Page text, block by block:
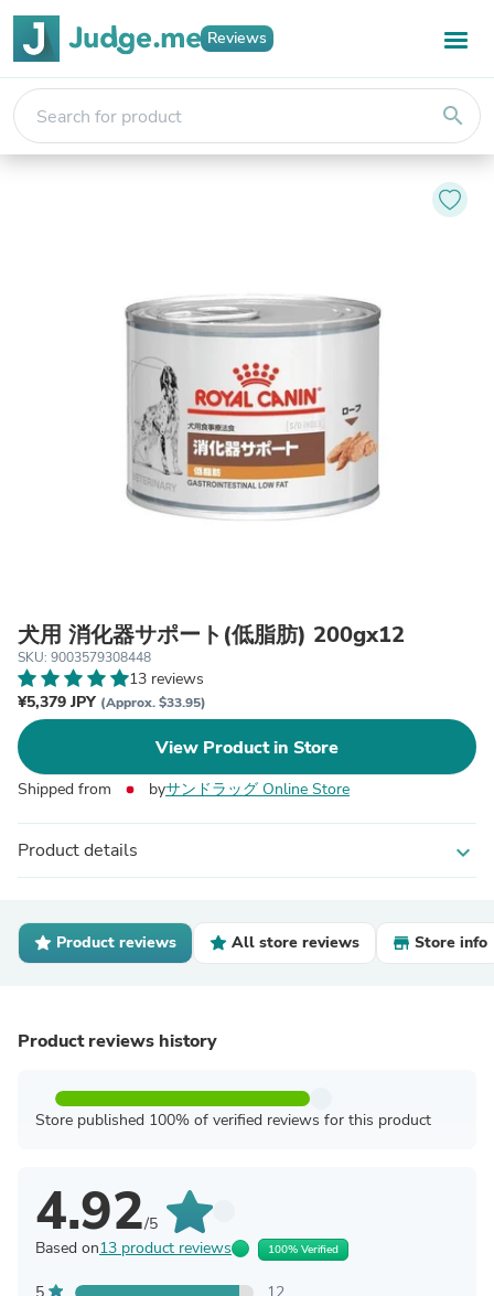
Reviews
search
犬用 消化器サポート(低脂肪) 200gx12
SKU: 9003579308448
13 reviews
¥5,379 JPY (Approx. $33.95)
View Product in Store
Shipped from byサンドラッグ Online Store
Product details expand_more
Product reviews All store reviews Store info
Product reviews history
Store published 100% of verified reviews for this product
4.92/5
Based on13 product reviews 100% Verified
5
12